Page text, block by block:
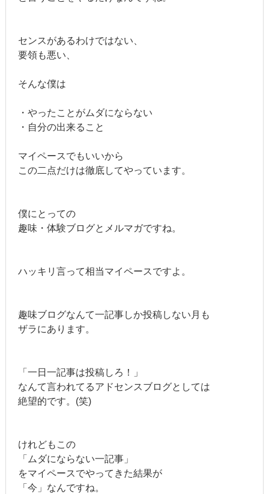
センスがあるわけではない、
要領も悪い、
そんな僕は
・やったことがムダにならない
・自分の出来ること
マイペースでもいいから
この二点だけは徹底してやっています。
僕にとっての
趣味・体験ブログとメルマガですね。
ハッキリ言って相当マイペースですよ。
趣味ブログなんて一記事しか投稿しない月も
ザラにあります。
「一日一記事は投稿しろ！」
なんて言われてるアドセンスブログとしては
絶望的です。(笑)
けれどもこの
「ムダにならない一記事」
をマイペースでやってきた結果が
「今」なんですね。